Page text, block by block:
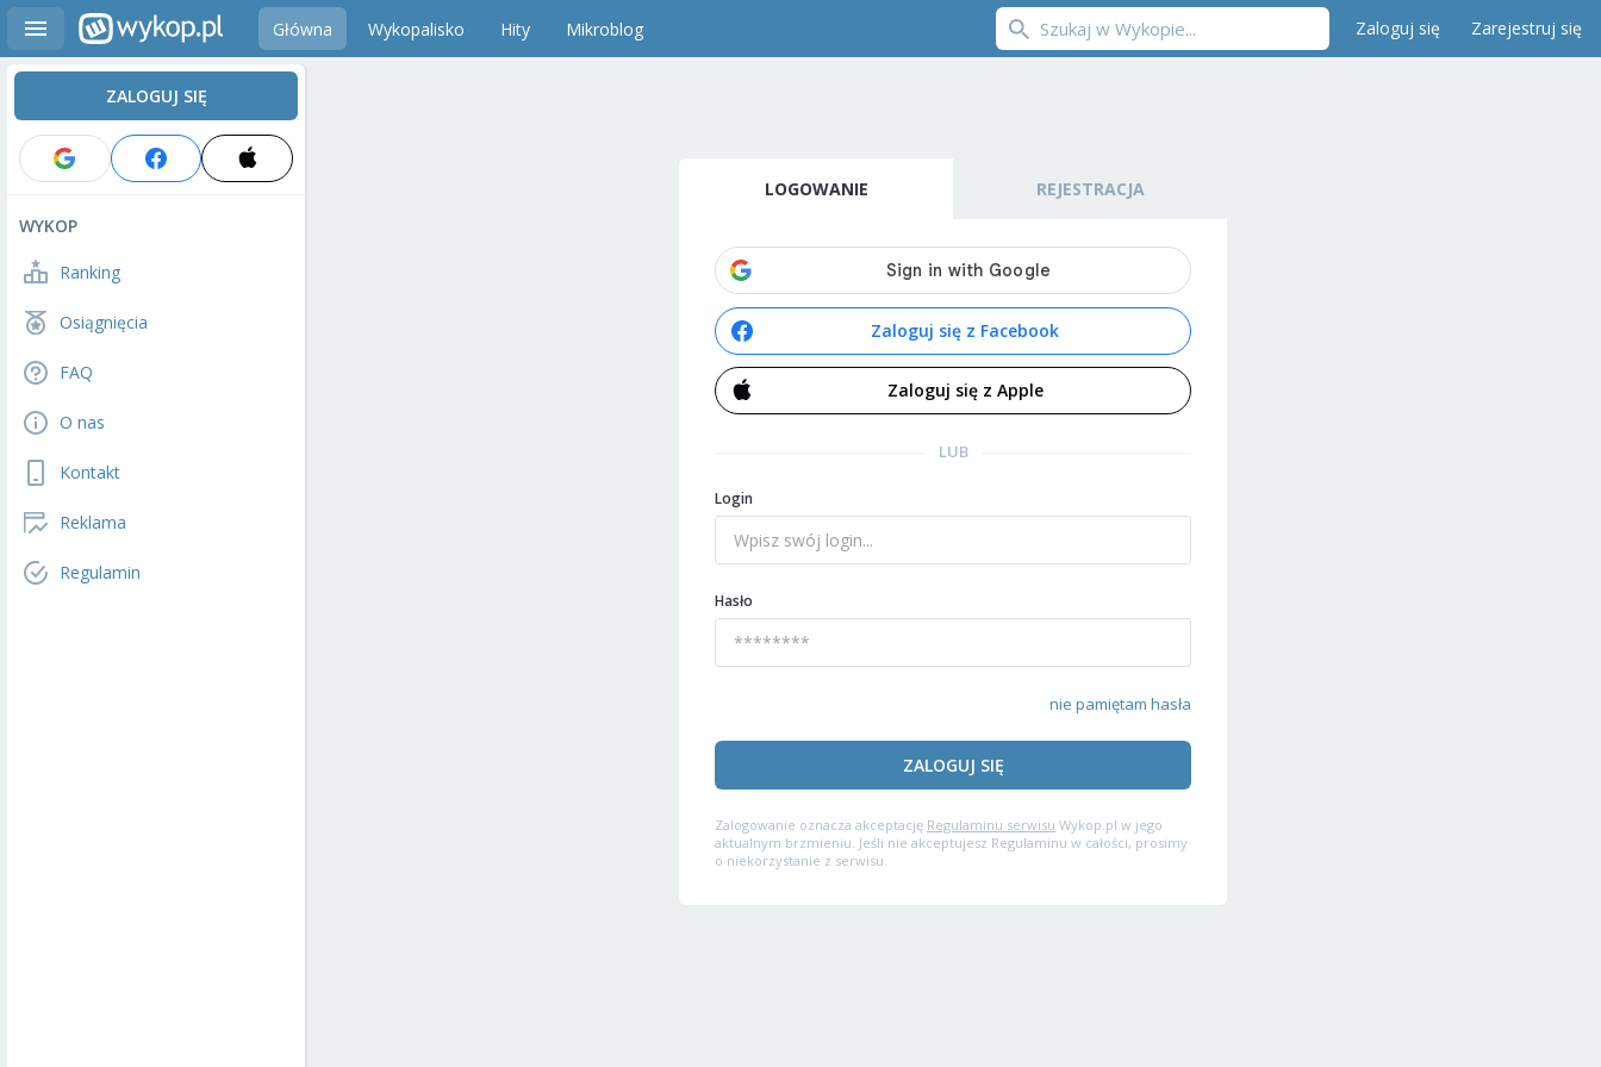
Główna Wykopalisko Hity Mikroblog Zaloguj się Zarejestruj się
ZALOGUJ SIĘ
WYKOP
Ranking
Osiągnięcia
FAQ
O nas
Kontakt
Reklama
Regulamin
LOGOWANIE REJESTRACJA
Zaloguj się z Facebook
Zaloguj się z Apple
LUB
Login
Hasło
nie pamiętam hasła
ZALOGUJ SIĘ
Zalogowanie oznacza akceptację Regulaminu serwisu Wykop.pl w jego
aktualnym brzmieniu. Jeśli nie akceptujesz Regulaminu w całości, prosimy
o niekorzystanie z serwisu.